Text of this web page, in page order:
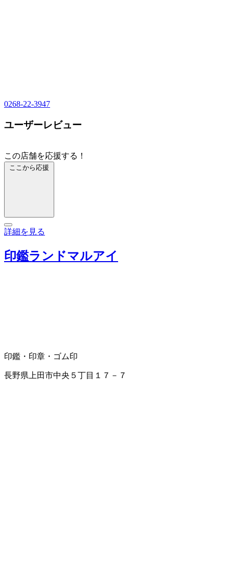
0268-22-3947
ユーザーレビュー
この店舗を応援する！
ここから応援
詳細を見る
印鑑ランドマルアイ
印鑑・印章・ゴム印
長野県上田市中央５丁目１７－７